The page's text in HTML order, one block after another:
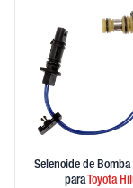
Selenoide de Bomba
para Toyota